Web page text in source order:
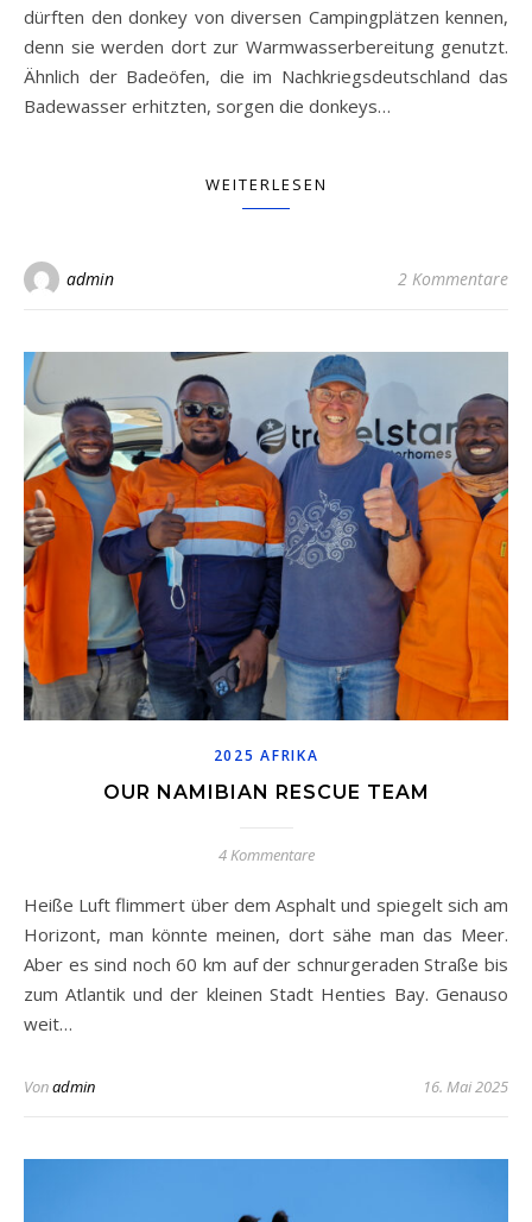
dürften den donkey von diversen Campingplätzen kennen,
denn sie werden dort zur Warmwasserbereitung genutzt.
Ähnlich der Badeöfen, die im Nachkriegsdeutschland das
Badewasser erhitzten, sorgen die donkeys…
WEITERLESEN
admin 2 Kommentare
2025 AFRIKA
OUR NAMIBIAN RESCUE TEAM
4 Kommentare
Heiße Luft flimmert über dem Asphalt und spiegelt sich am
Horizont, man könnte meinen, dort sähe man das Meer.
Aber es sind noch 60 km auf der schnurgeraden Straße bis
zum Atlantik und der kleinen Stadt Henties Bay. Genauso
weit…
Vonadmin 16. Mai 2025